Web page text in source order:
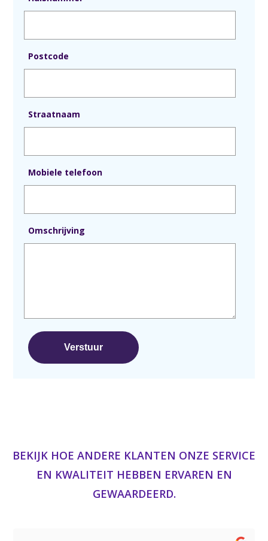
Postcode
Straatnaam
Mobiele telefoon
Omschrijving
BEKIJK HOE ANDERE KLANTEN ONZE SERVICE
EN KWALITEIT HEBBEN ERVAREN EN
GEWAARDEERD.